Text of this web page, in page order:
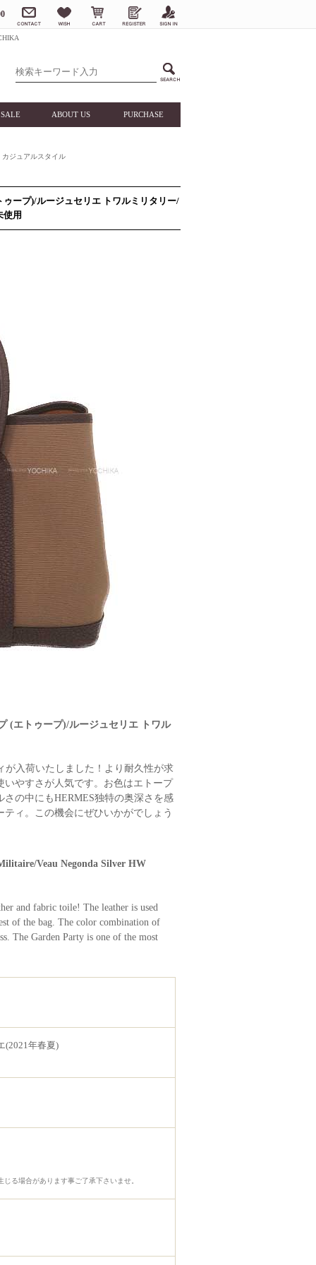
SALE ABOUT US PURCHASE
カジュアルスタイル
ープ)/ルージュセリエ トワルミリタリー/
使用
(エトゥープ)/ルージュセリエ トワル
が入荷いたしました！より耐久性が求
やすさが人気です。お色はエトープ
の中にもHERMES独特の奥深さを感
ィ。この機会にぜひいかがでしょう
Veau Negonda Silver HW
and fabric toile! The leather is used
of the bag. The color combination of
The Garden Party is one of the most
(2021年春夏)
る場合があります事ご了承下さいませ。